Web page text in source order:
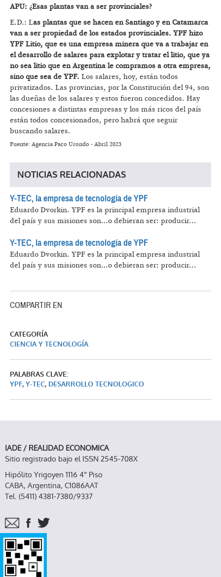
APU: ¿Esas plantas van a ser provinciales?
E.D.: Las plantas que se hacen en Santiago y en Catamarca
van a ser propiedad de los estados provinciales. YPF hizo
YPF Litio, que es una empresa minera que va a trabajar en
el desarrollo de salares para explotar y tratar el litio, que ya
no sea litio que en Argentina le compramos a otra empresa,
sino que sea de YPF. Los salares, hoy, están todos
privatizados. Las provincias, por la Constitución del 94, son
las dueñas de los salares y estos fueron concedidos. Hay
concesiones a distintas empresas y los más ricos del país
están todos concesionados, pero habrá que seguir
buscando salares.
Fuente: Agencia Paco Urondo - Abril 2023
NOTICIAS RELACIONADAS
Y-TEC, la empresa de tecnología de YPF
Eduardo Dvorkin. YPF es la principal empresa industrial
del país y sus misiones son…o debieran ser: producir...
Y-TEC, la empresa de tecnología de YPF
Eduardo Dvorkin. YPF es la principal empresa industrial
del país y sus misiones son…o debieran ser: producir...
COMPARTIR EN
CATEGORÍA
CIENCIA Y TECNOLOGÍA
PALABRAS CLAVE:
YPF, Y-TEC, DESARROLLO TECNOLOGICO
IADE / REALIDAD ECONOMICA
Sitio registrado bajo el ISSN 2545-708X
Hipólito Yrigoyen 1116 4° Piso
CABA, Argentina, C1086AAT
Tel. (5411) 4381-7380/9337